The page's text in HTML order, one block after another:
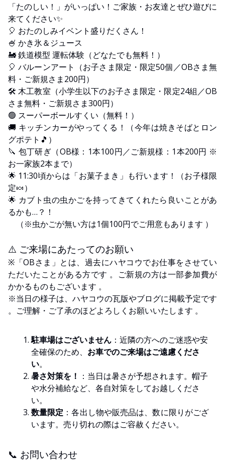
「たのしい！」がいっぱい！ご家族・お友達とぜひ遊びに
来てください✨
🎈 おたのしみイベント盛りだくさん！
🍧 かき氷＆ジュース
🚂 鉄道模型 運転体験（どなたでも無料！）
🎈 バルーンアート（お子さま限定・限定50個／OBさま無
料・ご新規さま200円）
🛠️ 木工教室（小学生以下のお子さま限定・限定24組／OB
さま無料・ご新規さま300円）
🟢 スーパーボールすくい（無料！）
🚚 キッチンカーがやってくる！（今年は焼きそばとロン
グポテト🎵）
🔪 包丁研ぎ（OB様：1本100円／ご新規様：1本200円 ※
お一家族2本まで）
🌟 11:30頃からは「お菓子まき」も行います！（お子様限
定🍬）
🌟 カブト虫の虫かごを持ってきてくれたら良いことがあ
るかも…？！
（※虫かごが無い方は1個100円でご用意もあります ）
⚠️ ご来場にあたってのお願い
※「OBさま」とは、過去にハヤコウでお仕事をさせてい
ただいたことがある方です 。ご新規の方は一部参加費が
かかるものもございます 。
※当日の様子は、ハヤコウの瓦版やブログに掲載予定です
。ご理解・ご了承のほどよろしくお願いいたします 。
駐車場はございません ：近隣の方へのご迷惑や安
全確保のため、 お車でのご来場はご遠慮くださ
い。
暑さ対策を！ ：当日は暑さが予想されます。帽子
や水分補給など、各自対策をしてお越しくださ
い。
数量限定 ：各出し物や販売品は、数に限りがござ
います。売り切れの際はご容赦ください。
📞 お問い合わせ